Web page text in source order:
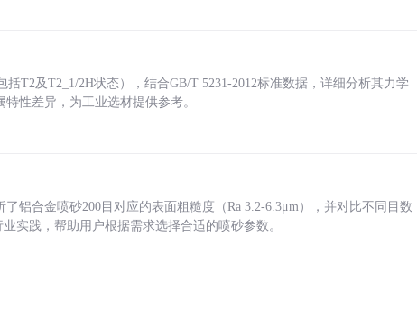
T2及T2_1/2H状态），结合GB/T 5231-2012标准数据，详细分析其力学
性差异，为工业选材提供参考。
铝合金喷砂200目对应的表面粗糙度（Ra 3.2-6.3μm），并对比不同目数
实践，帮助用户根据需求选择合适的喷砂参数。